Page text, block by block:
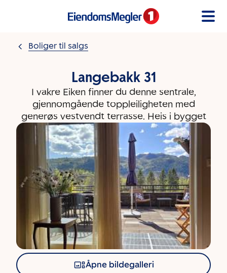
Boliger til salgs
Langebakk 31
I vakre Eiken finner du denne sentrale,
gjennomgående toppleiligheten med
generøs vestvendt terrasse. Heis i bygget
Åpne bildegalleri